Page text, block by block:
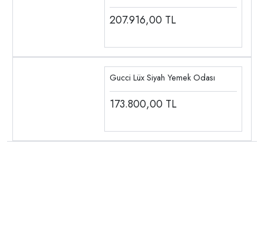
207.916,00 TL
Gucci Lüx Siyah Yemek Odası
173.800,00 TL